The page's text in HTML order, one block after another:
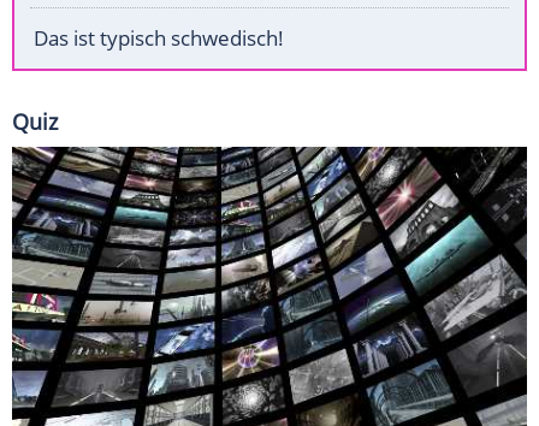
Das ist typisch schwedisch!
Quiz